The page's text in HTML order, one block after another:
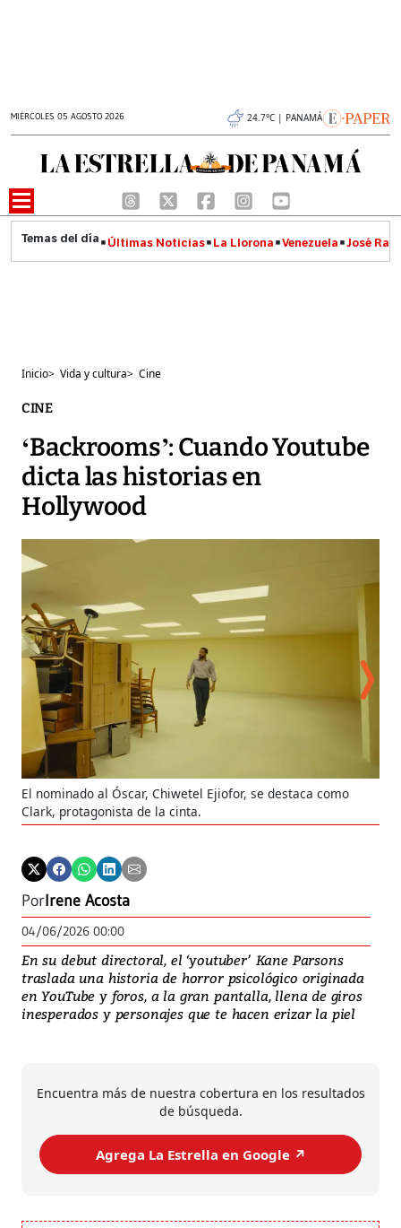
MIÉRCOLES 05 AGOSTO 2026 24.7°C | PANAMÁ
Últimas Noticias La Llorona Venezuela José
Inicio> Vida y cultura> Cine
CINE
‘Backrooms’: Cuando Youtube
dicta las historias en
Hollywood
El nominado al Óscar, Chiwetel Ejiofor, se destaca como
Clark, protagonista de la cinta.
PorIrene Acosta
04/06/2026 00:00
En su debut directoral, el ‘youtuber’ Kane Parsons
traslada una historia de horror psicológico originada
en YouTube y foros, a la gran pantalla, llena de giros
inesperados y personajes que te hacen erizar la piel
Encuentra más de nuestra cobertura en los resultados
de búsqueda.
Agrega La Estrella en Google ↗️